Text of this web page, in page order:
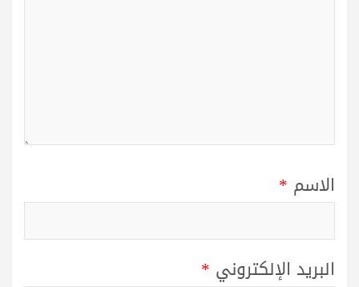
الاسم *
البريد الإلكتروني *